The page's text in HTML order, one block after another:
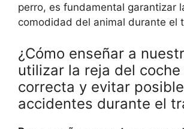
perro, es fundamental garantizar
comodidad del animal durante el
¿Cómo enseñar a
utilizar la reja del coche
correcta y evitar
accidentes durante el